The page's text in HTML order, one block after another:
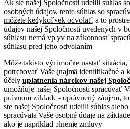
Ak ste našej Spoločnosti udelili súhlas
osobných údajov, tento súhlas so
môžete kedykoľvek odvolať, a to
údajov našej Spoločnosti uvedených v
súhlasu nemá vplyv na zákonnosť
súhlasu pred jeho odvolaním.
Môže takisto výnimočne nastať
potrebovať Vaše (najmä identifikačné a
účely uplatnenia nárokov našej
umožňuje našej Spoločnosti spracúvať
právnom základe - oprávnený záujem,
ste našej Spoločnosti udelili súhlas
spracúvala Vaše osobné údaje na
ako je napríklad plnenie zmluvy